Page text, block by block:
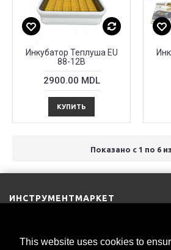
This website uses cookies to
Инкубатор Теплуша EU
88-12B
2900.00 MDL
КУПИТЬ
Показано с 1 по 6
ИНСТРУМЕНТМАРКЕТ